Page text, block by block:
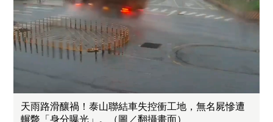
天雨路滑釀禍！泰山聯結車失控衝工地，無名屍慘遭
輾斃「身分曝光」。（圖／翻攝畫面）